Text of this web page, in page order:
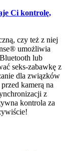
Ci kontrolę,
czy też z niej
umożliwia
lub
seks-zabawkę z
dla związków
kamerą na
z
kontrola za